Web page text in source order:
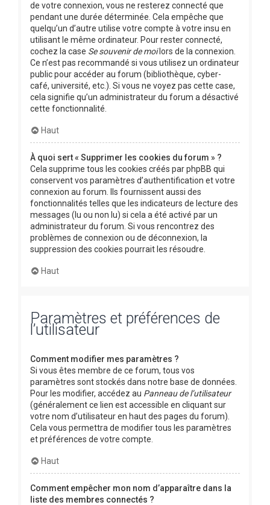
de votre connexion, vous ne resterez connecté que
pendant une durée déterminée. Cela empêche que
quelqu’un d’autre utilise votre compte à votre insu en
utilisant le même ordinateur. Pour rester connecté,
cochez la case Se souvenir de moilors de la connexion.
Ce n’est pas recommandé si vous utilisez un ordinateur
public pour accéder au forum (bibliothèque, cyber-
café, université, etc.). Si vous ne voyez pas cette case,
cela signifie qu’un administrateur du forum a désactivé
cette fonctionnalité.
Haut
À quoi sert « Supprimer les cookies du forum » ?
Cela supprime tous les cookies créés par phpBB qui
conservent vos paramètres d’authentification et votre
connexion au forum. Ils fournissent aussi des
fonctionnalités telles que les indicateurs de lecture des
messages (lu ou non lu) si cela a été activé par un
administrateur du forum. Si vous rencontrez des
problèmes de connexion ou de déconnexion, la
suppression des cookies pourrait les résoudre.
Haut
Paramètres et préférences de
l’utilisateur
Comment modifier mes paramètres ?
Si vous êtes membre de ce forum, tous vos
paramètres sont stockés dans notre base de données.
Pour les modifier, accédez au Panneau de l’utilisateur
(généralement ce lien est accessible en cliquant sur
votre nom d’utilisateur en haut des pages du forum).
Cela vous permettra de modifier tous les paramètres
et préférences de votre compte.
Haut
Comment empêcher mon nom d’apparaître dans la
liste des membres connectés ?